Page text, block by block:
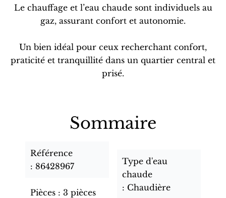
Le chauffage et l’eau chaude sont individuels au
gaz, assurant confort et autonomie.
Un bien idéal pour ceux recherchant confort,
praticité et tranquillité dans un quartier central et
prisé.
Sommaire
Référence
86428967
Pièces 3 pièces
Type d'eau
chaude
Chaudière